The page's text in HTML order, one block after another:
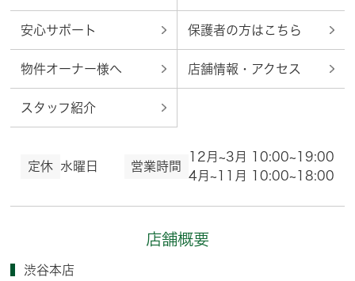
安心サポート 保護者の方はこちら
物件オーナー様へ 店舗情報・アクセス
スタッフ紹介
定休 水曜日 営業時間
12月~3月 10:00~19:00
4月~11月 10:00~18:00
店舗概要
渋谷本店